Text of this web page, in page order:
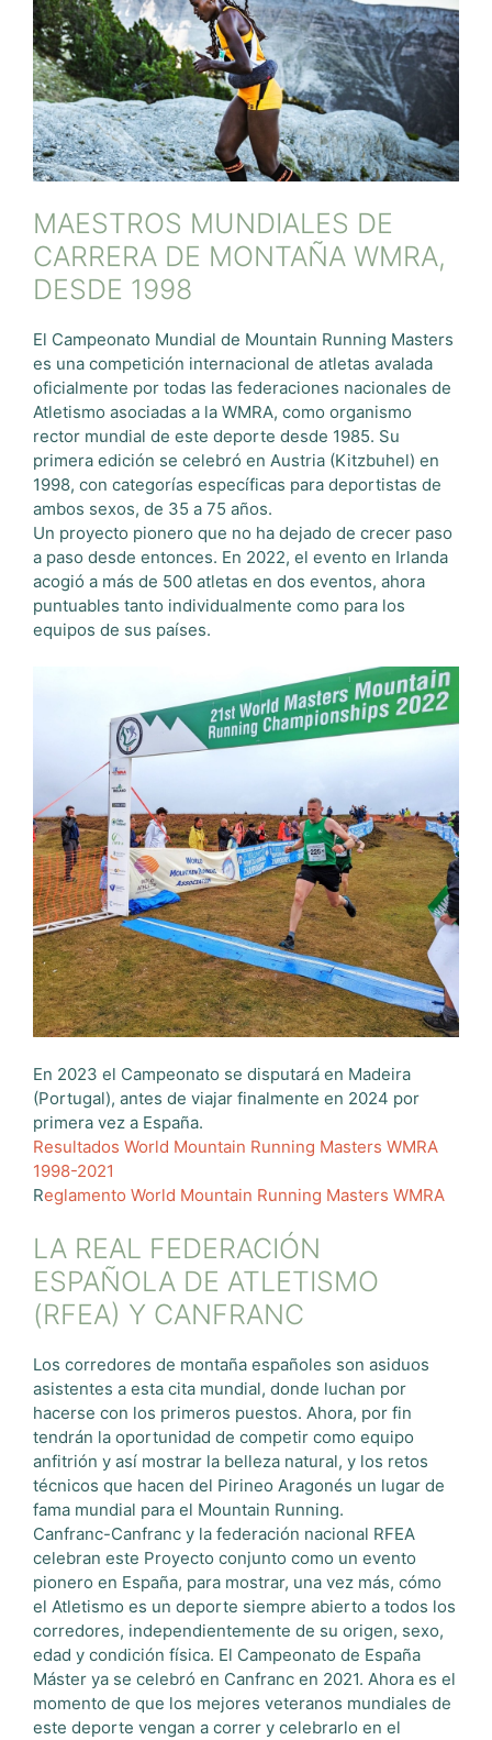
MAESTROS MUNDIALES DE
CARRERA DE MONTAÑA WMRA,
DESDE 1998
El Campeonato Mundial de Mountain Running Masters
es una competición internacional de atletas avalada
oficialmente por todas las federaciones nacionales de
Atletismo asociadas a la WMRA, como organismo
rector mundial de este deporte desde 1985. Su
primera edición se celebró en Austria (Kitzbuhel) en
1998, con categorías específicas para deportistas de
ambos sexos, de 35 a 75 años.
Un proyecto pionero que no ha dejado de crecer paso
a paso desde entonces. En 2022, el evento en Irlanda
acogió a más de 500 atletas en dos eventos, ahora
puntuables tanto individualmente como para los
equipos de sus países.
En 2023 el Campeonato se disputará en Madeira
(Portugal), antes de viajar finalmente en 2024 por
primera vez a España.
Resultados World Mountain Running Masters WMRA
1998-2021
Reglamento World Mountain Running Masters WMRA
LA REAL FEDERACIÓN
ESPAÑOLA DE ATLETISMO
(RFEA) Y CANFRANC
Los corredores de montaña españoles son asiduos
asistentes a esta cita mundial, donde luchan por
hacerse con los primeros puestos. Ahora, por fin
tendrán la oportunidad de competir como equipo
anfitrión y así mostrar la belleza natural, y los retos
técnicos que hacen del Pirineo Aragonés un lugar de
fama mundial para el Mountain Running.
Canfranc-Canfranc y la federación nacional RFEA
celebran este Proyecto conjunto como un evento
pionero en España, para mostrar, una vez más, cómo
el Atletismo es un deporte siempre abierto a todos los
corredores, independientemente de su origen, sexo,
edad y condición física. El Campeonato de España
Máster ya se celebró en Canfranc en 2021. Ahora es el
momento de que los mejores veteranos mundiales de
este deporte vengan a correr y celebrarlo en el